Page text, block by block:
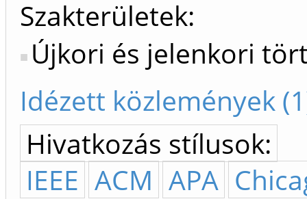
Szakterületek:
Újkori és jelenkori
Idézett közlemények
Hivatkozás stílusok:
IEEE ACM APA